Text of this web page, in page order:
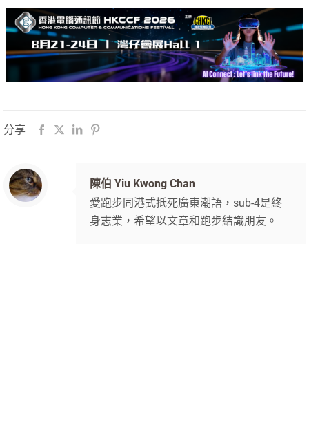
分享
陳伯 Yiu Kwong Chan
愛跑步同港式抵死廣東潮語，sub-4是終
身志業，希望以文章和跑步結識朋友。